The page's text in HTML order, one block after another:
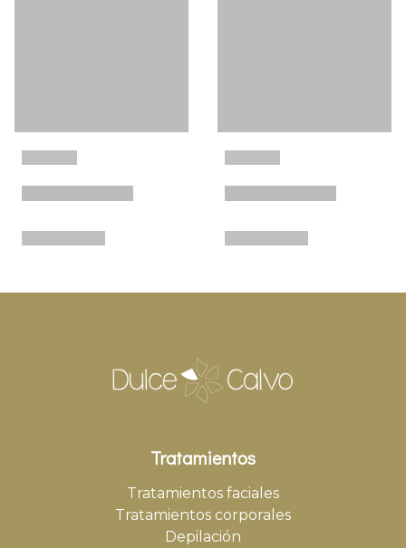
Tratamientos
Tratamientos faciales
Tratamientos corporales
Depilación